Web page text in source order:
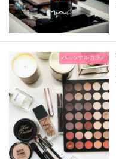
パーソナルカラー